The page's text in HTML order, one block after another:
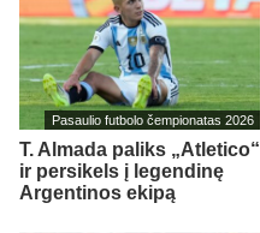
Pasaulio futbolo čempionatas 2026
T. Almada paliks „Atletico“
ir persikels į legendinę
Argentinos ekipą